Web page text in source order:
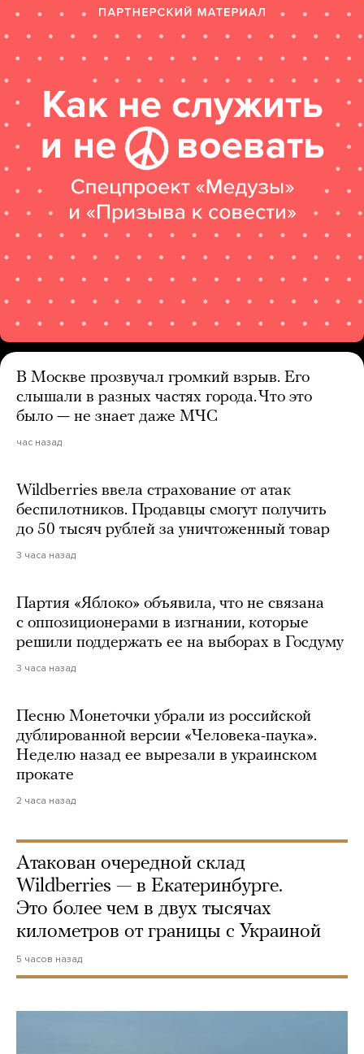
В Москве прозвучал громкий взрыв. Его
слышали в разных частях города. Что это
было — не знает даже МЧС
час назад
Wildberries ввела страхование от атак
беспилотников. Продавцы смогут получить
до 50 тысяч рублей за уничтоженный товар
3 часа назад
Партия «Яблоко» объявила, что не связана
с оппозиционерами в изгнании, которые
решили поддержать ее на выборах в Госдуму
3 часа назад
Песню Монеточки убрали из российской
дублированной версии «Человека-паука».
Неделю назад ее вырезали в украинском
прокате
2 часа назад
Атакован очередной склад
Wildberries — в Екатеринбурге.
Это более чем в двух тысячах
километров от границы с Украиной
5 часов назад